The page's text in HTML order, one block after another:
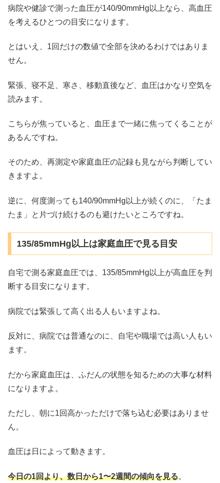
病院や健診で測った血圧が140/90mmHg以上なら、高血圧
を考えるひとつの目安になります。
とはいえ、1回だけの数値で全部を決めるわけではありま
せん。
緊張、寝不足、寒さ、移動直後など、血圧はかなり空気を
読みます。
こちらが焦っていると、血圧まで一緒に焦ってくることが
あるんですね。
そのため、再測定や家庭血圧の記録も見ながら判断してい
きますよ。
逆に、何度測っても140/90mmHg以上が続くのに、「たま
たま」と片づけ続けるのも避けたいところですね。
135/85mmHg以上は家庭血圧で見る目安
自宅で測る家庭血圧では、135/85mmHg以上が高血圧を判
断する目安になります。
病院では緊張して高く出る人もいますよね。
反対に、病院では普通なのに、自宅や職場では高い人もい
ます。
だから家庭血圧は、ふだんの状態を知るための大事な材料
になりますよ。
ただし、朝に1回高かっただけで落ち込む必要はありませ
ん。
血圧は日によって動きます。
今日の1回より、数日から1〜2週間の傾向を見る。